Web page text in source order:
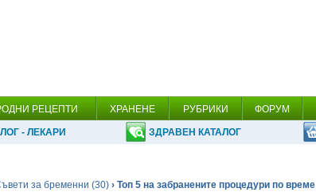
РЕЦЕПТИ ХРАНЕНЕ РУБРИКИ ФОРУМ
- ЛЕКАРИ ЗДРАВЕН КАТАЛОГ
за бременни (30) › Топ 5 на забранените процедури по време